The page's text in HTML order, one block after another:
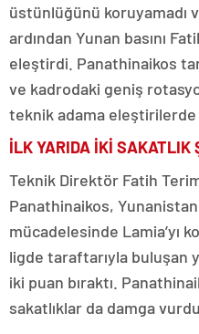
üstünlüğünü koruyamadı
ardından Yunan basını
eleştirdi. Panathinaikos
ve kadrodaki geniş
teknik adama eleştirilerde
İLK YARIDA İKİ SAKATLIK
Teknik Direktör Fatih
Panathinaikos,
mücadelesinde Lamia’yı
ligde taraftarıyla buluşan
iki puan bıraktı.
sakatlıklar da damga vurdu.